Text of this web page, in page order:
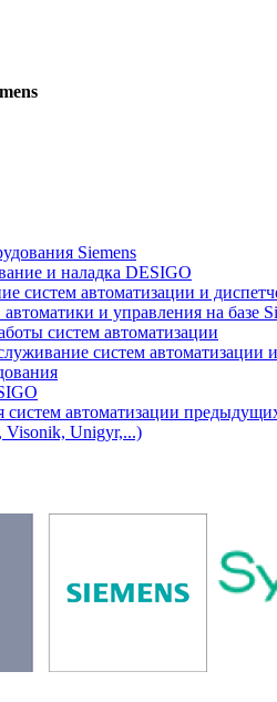
Siemens
и наладка DESIGO
систем автоматизации и
и управления на базе
систем автоматизации
систем автоматизации
систем автоматизации
Visonik, Unigyr,...)